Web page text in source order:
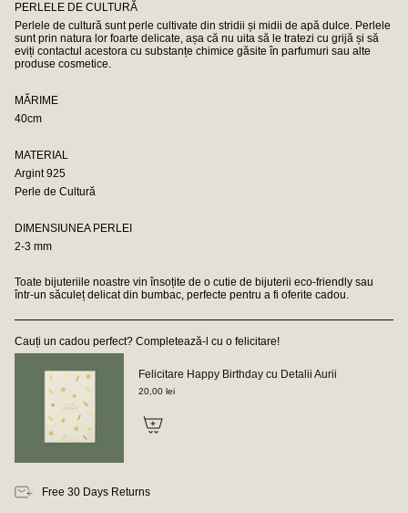
PERLELE DE CULTURĂ
Perlele de cultură sunt perle cultivate din stridii și midii de apă dulce. Perlele
sunt prin natura lor foarte delicate, așa că nu uita să le tratezi cu grijă și să
eviți contactul acestora cu substanțe chimice găsite în parfumuri sau alte
produse cosmetice.
MĂRIME
40cm
MATERIAL
Argint 925
Perle de Cultură
DIMENSIUNEA PERLEI
2-3 mm
Toate bijuteriile noastre vin însoțite de o cutie de bijuterii eco-friendly sau
într-un săculeț delicat din bumbac, perfecte pentru a fi oferite cadou.
Cauți un cadou perfect? Completează-l cu o felicitare!
Felicitare Happy Birthday cu Detalii Aurii
20,00 lei
Free 30 Days Returns